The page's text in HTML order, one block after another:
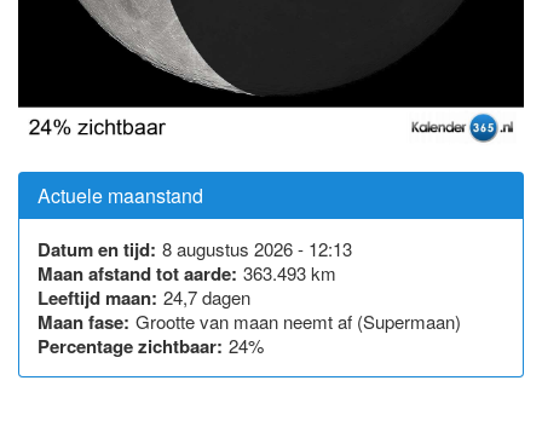
Actuele maanstand
Datum en tijd: 8 augustus 2026 - 12:13
Maan afstand tot aarde: 363.493 km
Leeftijd maan: 24,7 dagen
Maan fase: Grootte van maan neemt af (Supermaan)
Percentage zichtbaar: 24%